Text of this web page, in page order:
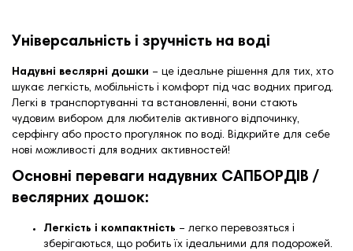
Універсальність і зручність на воді
Надувні веслярні дошки – це ідеальне рішення для тих, хто
шукає легкість, мобільність і комфорт під час водних пригод.
Легкі в транспортуванні та встановленні, вони стають
чудовим вибором для любителів активного відпочинку,
серфінгу або просто прогулянок по воді. Відкрийте для себе
нові можливості для водних активностей!
Основні переваги надувних САПБОРДІВ /
веслярних дошок:
Легкість і компактність – легко перевозяться і
зберігаються, що робить їх ідеальними для подорожей.